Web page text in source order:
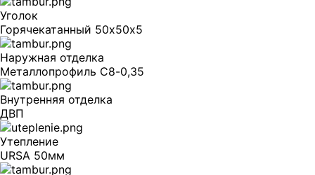
Уголок
Горячекатанный 50х50х5
Наружная отделка
Металлопрофиль С8-0,35
Внутренняя отделка
ДВП
Утепление
URSA 50мм